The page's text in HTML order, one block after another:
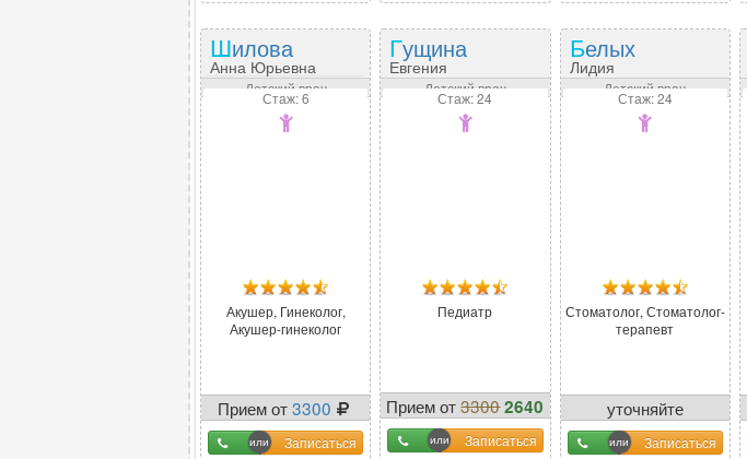
Шилова
Анна Юрьевна
Детский врач
Стаж: 6
Акушер, Гинеколог,
Акушер-гинеколог
Прием от3300
Записаться
Гущина
Евгения
Владимировна
Детский врач
Стаж: 24
Педиатр
Прием от33002640
-20%
Записаться
Белых
Лидия
Александровна
Детский врач
Стаж: 24
Стоматолог, Стоматолог-
терапевт
уточняйте
у оператора
Записаться